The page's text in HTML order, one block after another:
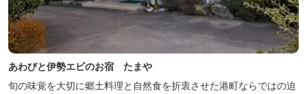
あわびと伊勢エビのお宿 たまや
旬の味覚を大切に郷土料理と自然食を折衷させた港町ならではの迫